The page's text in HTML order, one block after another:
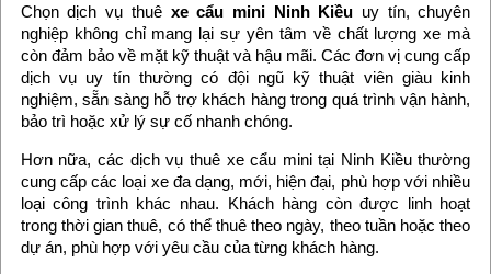
Chọn dịch vụ thuê xe cẩu mini Ninh Kiều uy tín, chuyên
nghiệp không chỉ mang lại sự yên tâm về chất lượng xe mà
còn đảm bảo về mặt kỹ thuật và hậu mãi. Các đơn vị cung cấp
dịch vụ uy tín thường có đội ngũ kỹ thuật viên giàu kinh
nghiệm, sẵn sàng hỗ trợ khách hàng trong quá trình vận hành,
bảo trì hoặc xử lý sự cố nhanh chóng.
Hơn nữa, các dịch vụ thuê xe cẩu mini tại Ninh Kiều thường
cung cấp các loại xe đa dạng, mới, hiện đại, phù hợp với nhiều
loại công trình khác nhau. Khách hàng còn được linh hoạt
trong thời gian thuê, có thể thuê theo ngày, theo tuần hoặc theo
dự án, phù hợp với yêu cầu của từng khách hàng.